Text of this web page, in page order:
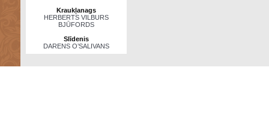
Kraukļanags
HERBERTS VILBURS
BJŪFORDS
Slīdenis
DARENS O’SALIVANS